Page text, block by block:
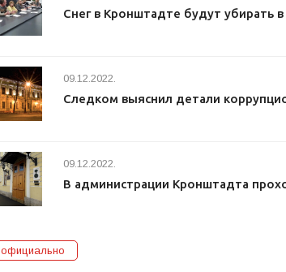
Снег в Кронштадте будут убирать
09.12.2022.
Следком выяснил детали
09.12.2022.
В администрации Кронштадта
официально